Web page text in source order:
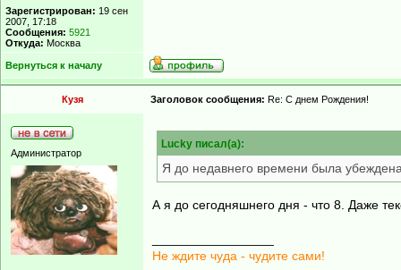
Зарегистрирован: 19 сен
2007, 17:18
Сообщения: 5921
Откуда: Москва
Вернуться к началу
Кузя Заголовок сообщения: Re: С днем Рождения!
Администратор
Lucky писал(а):
Я до недавнего времени была
А я до сегодняшнего дня - что 8. Даже
Не ждите чуда - чудите сами!